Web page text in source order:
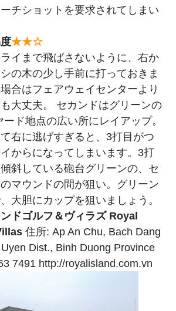
チショットを要求されてしまい
★★☆
イまで飛ばさないように、右か
の木の少し手前に打っておきま
合はフェアウェイセンターより
大丈夫。 セカンドはグリーンの
ド地点の広い所にレイアップ。
右に逃げすぎると、3打目がつ
からになってしまいます。3打
斜している砲台グリーンの、セ
マウンドの間が狙い。グリーン
大胆にカップを狙いましょう。
ドゴルフ＆ヴィラズ Royal
住所: Ap An Chu, Bach Dang
Dist., Binh Duong Province
7491 http://royalisland.com.vn